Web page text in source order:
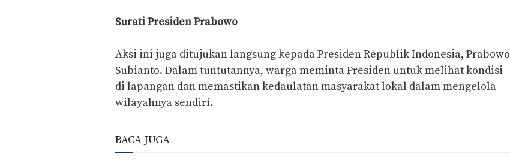
Surati Presiden Prabowo
Aksi ini juga ditujukan langsung kepada Presiden Republik Indonesia, Prabowo
Subianto. Dalam tuntutannya, warga meminta Presiden untuk melihat kondisi
di lapangan dan memastikan kedaulatan masyarakat lokal dalam mengelola
wilayahnya sendiri.
BACA JUGA